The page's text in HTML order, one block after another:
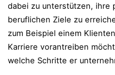
dabei zu unterstützen, ihre
beruflichen Ziele zu
zum Beispiel einem
Karriere vorantreiben
welche Schritte er